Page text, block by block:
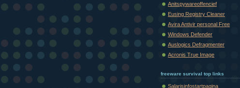
Anitspywareoffencief
Eusing Registry Cleaner
Avira Antivir personal Free
Windows Defender
Auslogics Defragmenter
Acronis True Image
freeware survival top links
Salarisinfostartpagina